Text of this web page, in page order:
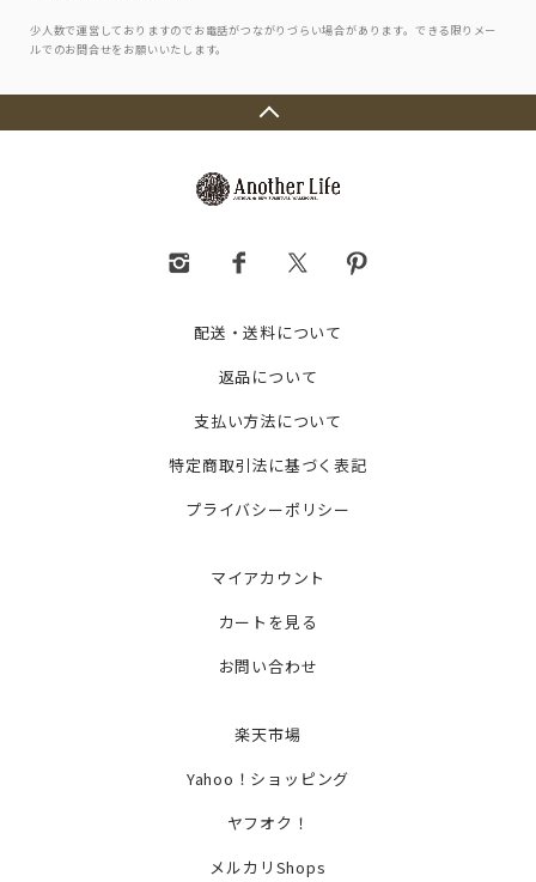
少人数で運営しておりますのでお電話がつながりづらい場合があります。できる限りメー
ルでのお問合せをお願いいたします。
配送・送料について
返品について
支払い方法について
特定商取引法に基づく表記
プライバシーポリシー
マイアカウント
カートを見る
お問い合わせ
楽天市場
Yahoo！ショッピング
ヤフオク！
メルカリShops